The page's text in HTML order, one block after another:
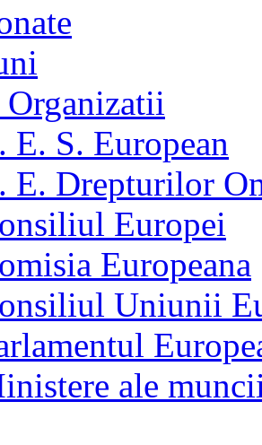
E. S. European
E. Drepturilor
Europei
Europeana
Uniunii
ale